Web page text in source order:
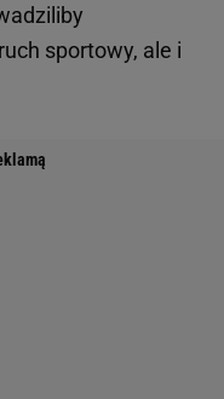
sportowy, ale i